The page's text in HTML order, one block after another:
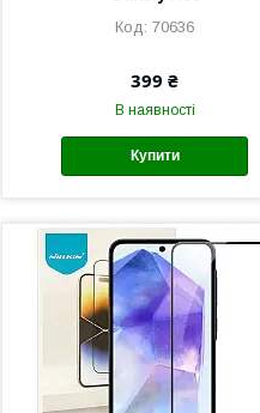
70636
399 ₴
В наявності
Купити